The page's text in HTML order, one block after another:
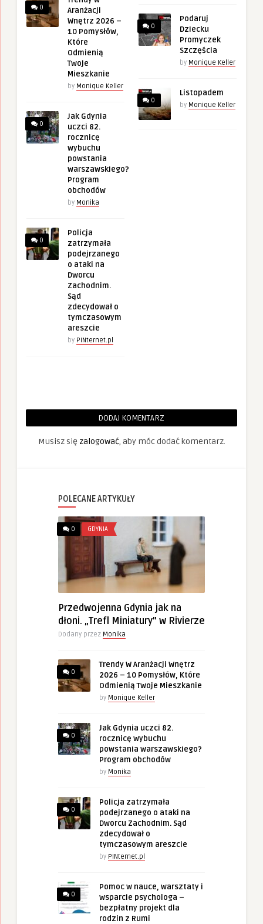
0
Aranżacji
Wnętrz 2026 –
10 Pomysłów,
Które
Odmienią
Twoje
Mieszkanie
by Monique Keller
0
Jak Gdynia
uczci 82.
rocznicę
wybuchu
powstania
warszawskiego?
Program
obchodów
by Monika
0
Policja
zatrzymała
podejrzanego
o ataki na
Dworcu
Zachodnim.
Sąd
zdecydował o
tymczasowym
areszcie
by PINternet.pl
0
Podaruj
Dziecku
Promyczek
Szczęścia
by Monique Keller
0
Listopadem
by Monique Keller
DODAJ KOMENTARZ
Musisz się zalogować, aby móc dodać komentarz.
POLECANE ARTYKUŁY
0 GDYNIA
Przedwojenna Gdynia jak na
dłoni. „Trefl Miniatury” w Rivierze
Dodany przez Monika
0
Trendy W Aranżacji Wnętrz
2026 – 10 Pomysłów, Które
Odmienią Twoje Mieszkanie
by Monique Keller
0
Jak Gdynia uczci 82.
rocznicę wybuchu
powstania warszawskiego?
Program obchodów
by Monika
0
Policja zatrzymała
podejrzanego o ataki na
Dworcu Zachodnim. Sąd
zdecydował o
tymczasowym areszcie
by PINternet.pl
0
Pomoc w nauce, warsztaty i
wsparcie psychologa –
bezpłatny projekt dla
rodzin z Rumi